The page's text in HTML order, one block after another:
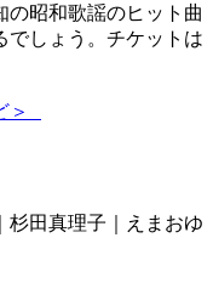
の昭和歌謡のヒット曲
でしょう。チケットは
＞
杉田真理子｜えまおゆ